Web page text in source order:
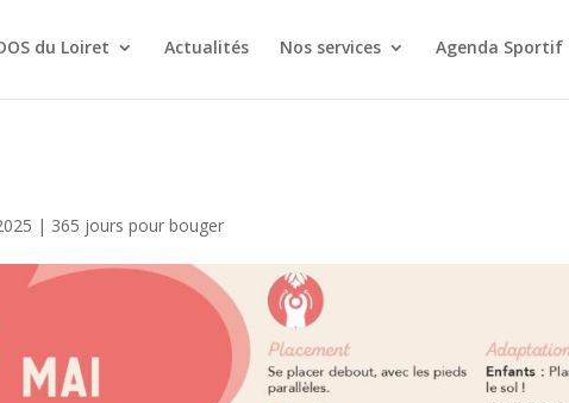
du Loiret Actualités Nos services Agenda Sportif
| 365 jours pour bouger